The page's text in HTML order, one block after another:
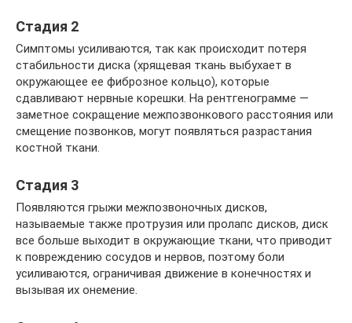
Стадия 2
Симптомы усиливаются, так как происходит потеря
стабильности диска (хрящевая ткань выбухает в
окружающее ее фиброзное кольцо), которые
сдавливают нервные корешки. На рентгенограмме —
заметное сокращение межпозвонкового расстояния или
смещение позвонков, могут появляться разрастания
костной ткани.
Стадия 3
Появляются грыжи межпозвоночных дисков,
называемые также протрузия или пролапс дисков, диск
все больше выходит в окружающие ткани, что приводит
к повреждению сосудов и нервов, поэтому боли
усиливаются, ограничивая движение в конечностях и
вызывая их онемение.